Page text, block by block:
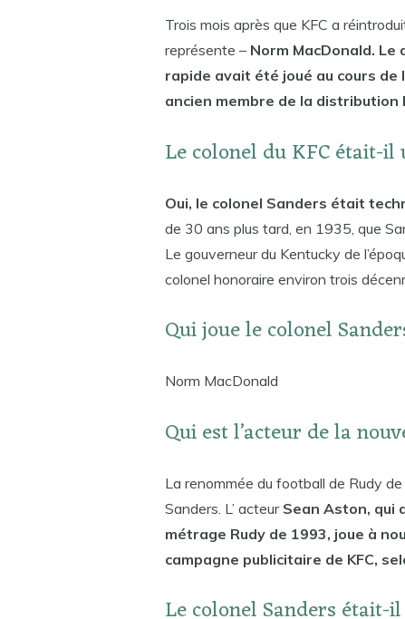
Trois mois après que KFC a
représente – Norm MacDonald.
rapide avait été joué au cours de
ancien membre de la distribution
Le colonel du KFC était-
Oui, le colonel Sanders était
de 30 ans plus tard, en 1935, que
Le gouverneur du Kentucky de
colonel honoraire environ trois
Qui joue le colonel
Norm MacDonald
Qui est l’acteur de la
La renommée du football de Rudy
Sanders. L’ acteur Sean Aston, qui
métrage Rudy de 1993, joue à
campagne publicitaire de KFC,